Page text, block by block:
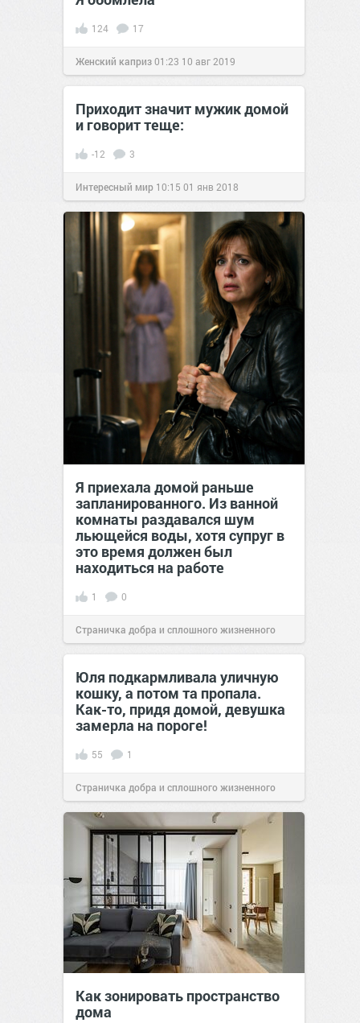
124 17
Женский каприз01:23 10 авг 2019
Приходит значит мужик домой
и говорит теще:
-12 3
Интересный мир 10:15 01 янв 2018
Я приехала домой раньше
запланированного. Из ванной
комнаты раздавался шум
льющейся воды, хотя супруг в
это время должен был
находиться на работе
1 0
Страничка добра и сплошного жизненного
позитива!13:58 27 мар 2026
Юля подкармливала уличную
кошку, а потом та пропала.
Как-то, придя домой, девушка
замерла на пороге!
55 1
Страничка добра и сплошного жизненного
позитива!09:5813 авг 2018
Как зонировать пространство
дома